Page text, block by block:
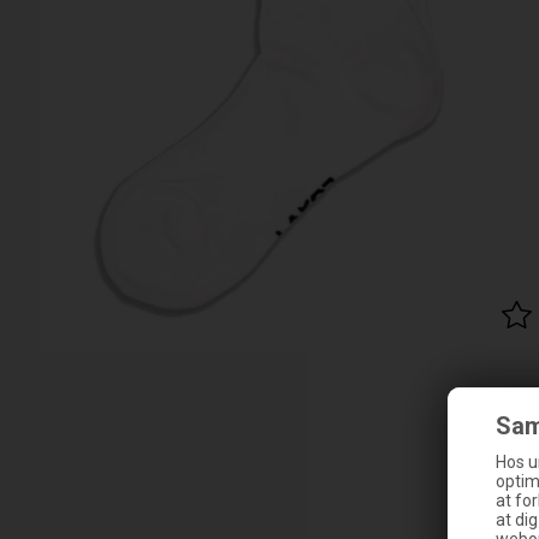
Hos
at
at